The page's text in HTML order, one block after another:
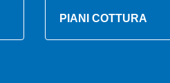
PIANI COTTURA